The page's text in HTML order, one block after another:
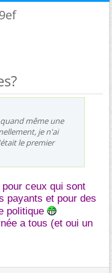
même une
je n'ai
le premier
ceux qui sont
payants et pour des
politique
a tous (et oui un